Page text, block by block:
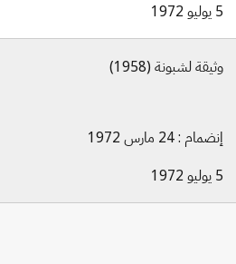
5 يوليو 1972
وثيقة لشبونة (1958)
إنضمام : 24 مارس 1972
5 يوليو 1972